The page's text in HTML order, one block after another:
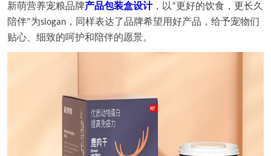
新萌营养宠粮品牌产品包装盒设计， 以“更好的饮食，更长久
陪伴”为slogan，同样表达了品牌希望用好产品，给予宠物们
贴心、细致的呵护和陪伴的愿景。